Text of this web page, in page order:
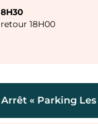
8H30
retour 18H00
Arrêt « Parking